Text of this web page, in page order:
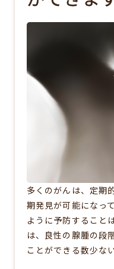
多くのがんは、定期
期発見が可能になっ
ように予防すること
は、良性の腺腫の段
ことができる数少な